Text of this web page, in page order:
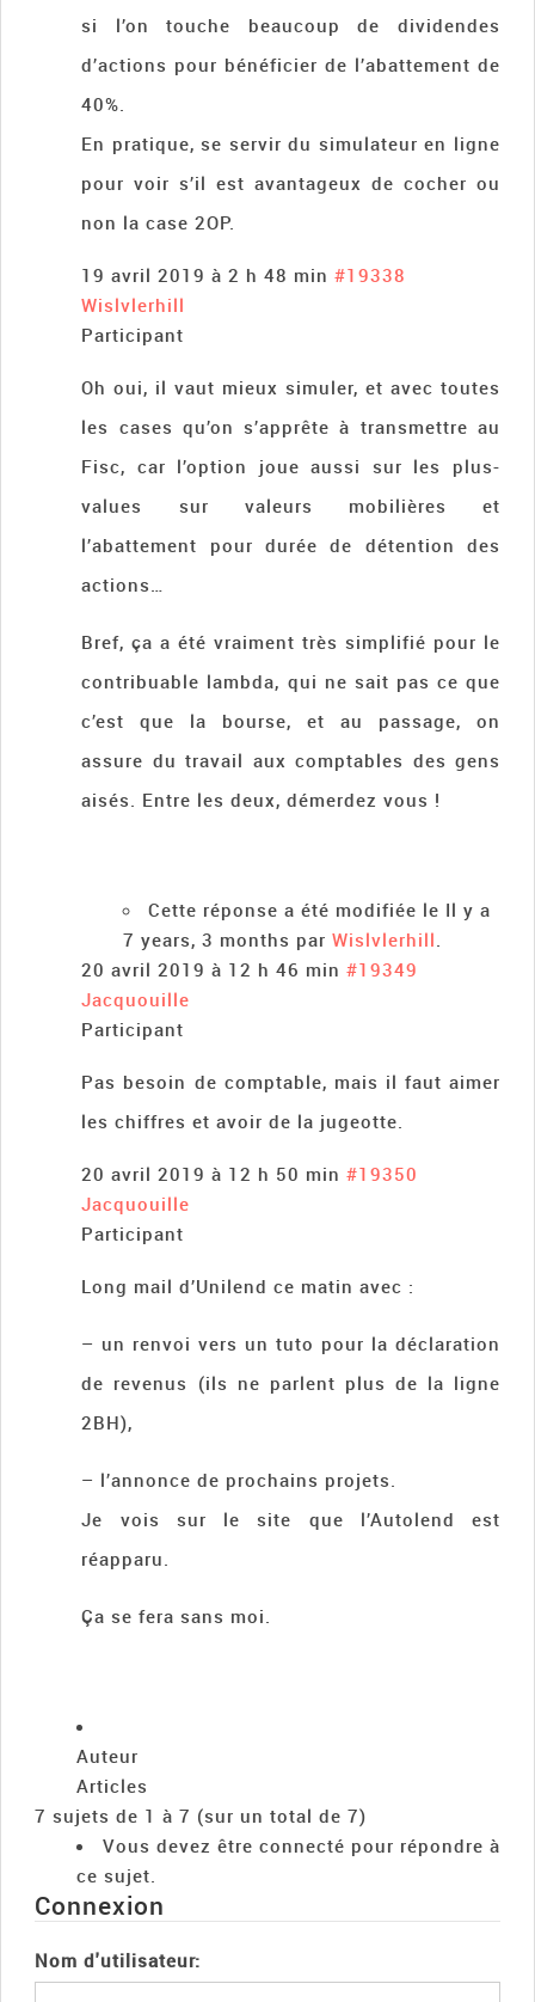
si l’on touche beaucoup de dividendes
d’actions pour bénéficier de l’abattement de
40%.
En pratique, se servir du simulateur en ligne
pour voir s’il est avantageux de cocher ou
non la case 2OP.
19 avril 2019 à 2 h 48 min #19338
Wislvlerhill
Participant
Oh oui, il vaut mieux simuler, et avec toutes
les cases qu’on s’apprête à transmettre au
Fisc, car l’option joue aussi sur les plus-
values sur valeurs mobilières et
l’abattement pour durée de détention des
actions…
Bref, ça a été vraiment très simplifié pour le
contribuable lambda, qui ne sait pas ce que
c’est que la bourse, et au passage, on
assure du travail aux comptables des gens
aisés. Entre les deux, démerdez vous !
Cette réponse a été modifiée le Il y a
7 years, 3 months parWislvlerhill.
20 avril 2019 à 12 h 46 min #19349
Jacquouille
Participant
Pas besoin de comptable, mais il faut aimer
les chiffres et avoir de la jugeotte.
20 avril 2019 à 12 h 50 min #19350
Jacquouille
Participant
Long mail d’Unilend ce matin avec :
– un renvoi vers un tuto pour la déclaration
de revenus (ils ne parlent plus de la ligne
2BH),
– l’annonce de prochains projets.
Je vois sur le site que l’Autolend est
réapparu.
Ça se fera sans moi.
Auteur
Articles
7 sujets de 1 à 7 (sur un total de 7)
Vous devez être connecté pour répondre à
ce sujet.
Connexion
Nom d'utilisateur: